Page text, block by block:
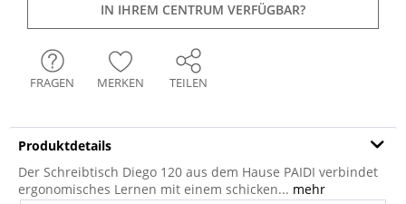
IN IHREM CENTRUM VERFÜGBAR?
FRAGEN MERKEN TEILEN
Produktdetails
Der Schreibtisch Diego 120 aus dem Hause PAIDI verbindet
ergonomisches Lernen mit einem schicken... mehr